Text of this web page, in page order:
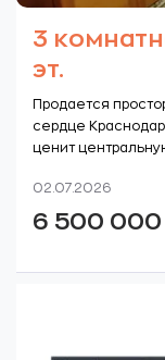
3
эт.
Продается
сердце
ценит
02.07.2026
6 500 000